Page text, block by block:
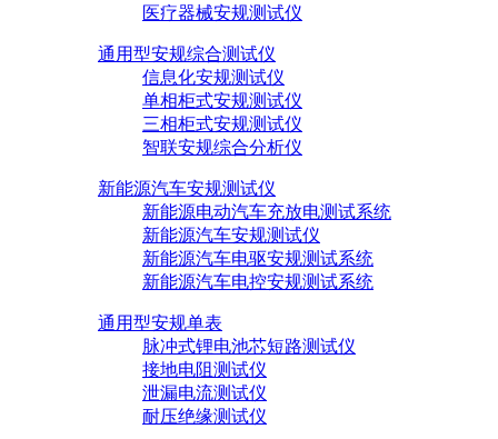
医疗器械安规测试仪
通用型安规综合测试仪
信息化安规测试仪
单相柜式安规测试仪
三相柜式安规测试仪
智联安规综合分析仪
新能源汽车安规测试仪
新能源电动汽车充放电测试系统
新能源汽车安规测试仪
新能源汽车电驱安规测试系统
新能源汽车电控安规测试系统
通用型安规单表
脉冲式锂电池芯短路测试仪
接地电阻测试仪
泄漏电流测试仪
耐压绝缘测试仪